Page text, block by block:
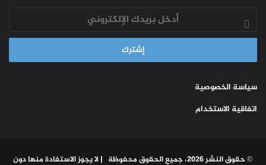
بريدك
سياسة الخصوصية
اتفاقية الاستخدام
© حقوق النشر 2026، جميع الحقوق محفوظة | لا يجوز الاستفادة منها دون